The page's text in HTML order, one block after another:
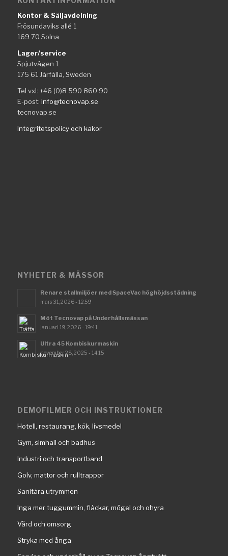
Kontor & Säljavdelning
Frösundaviks allé 1
169 70 Solna
Lager/service
Spjutvägen 1
175 61 Järfälla, Sweden
Tel vxl: +46 (0)8 590 860 90
E-post: info@tecnovap.se
tecnovap.se
Integritetspolicy och kakor
NYHETER & MÄSSOR
Renare stallmiljöer med SpaceVac höghöjdsstädning
mars 31, 2026 - 12:59
Möt Tecnovap på Underhållsmässan
januari 19, 2026 - 19:41
Ultra 45 Kombiskurmaskin
november 28, 2025 - 14:15
DEMOFILMER OCH INSTRUKTIONER
Hotell, restaurang, kök, livsmedel
Gym, simhall och badhus
Industri och transportband
Golv, mattor och rulltrappor
Sanitära utrymmen
Inga mer tuggummin, fläckar, mögel och ohyra
Vård och omsorg
Stryka med ånga